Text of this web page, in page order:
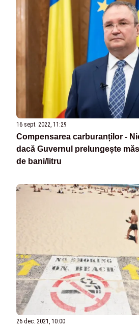
16 sept. 2022, 11:29
Compensarea carburanților -
dacă Guvernul prelungește
de bani/litru
26 dec. 2021, 10:00